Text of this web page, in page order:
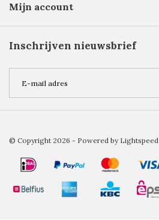
Mijn account
Inschrijven nieuwsbrief
© Copyright 2026 - Powered by Lightspeed